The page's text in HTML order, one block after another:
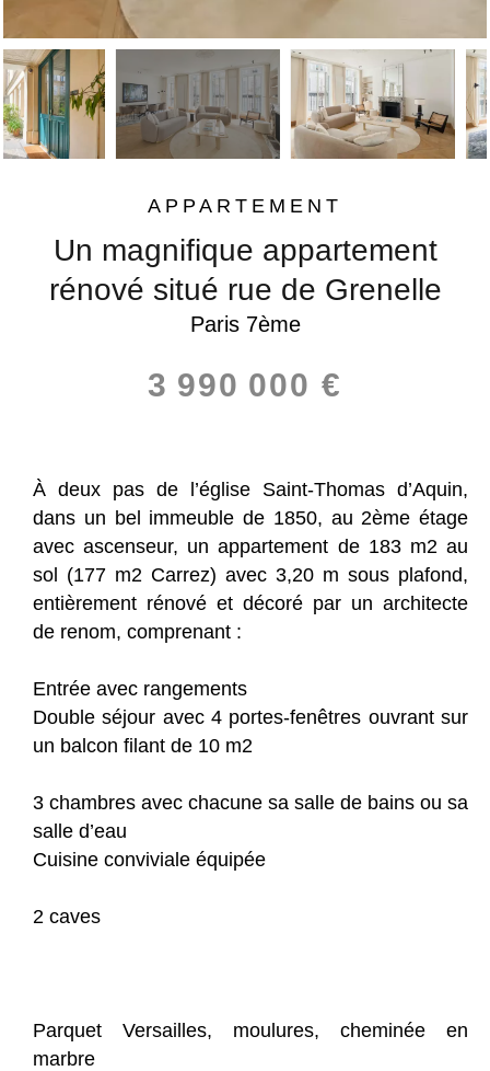
APPARTEMENT
Un magnifique appartement
rénové situé rue de Grenelle
Paris 7ème
3 990 000 €
À deux pas de l’église Saint-Thomas d’Aquin,
dans un bel immeuble de 1850, au 2ème étage
avec ascenseur, un appartement de 183 m2 au
sol (177 m2 Carrez) avec 3,20 m sous plafond,
entièrement rénové et décoré par un architecte
de renom, comprenant :
Entrée avec rangements
Double séjour avec 4 portes-fenêtres ouvrant sur
un balcon filant de 10 m2
3 chambres avec chacune sa salle de bains ou sa
salle d’eau
Cuisine conviviale équipée
2 caves
Parquet Versailles, moulures, cheminée en
marbre